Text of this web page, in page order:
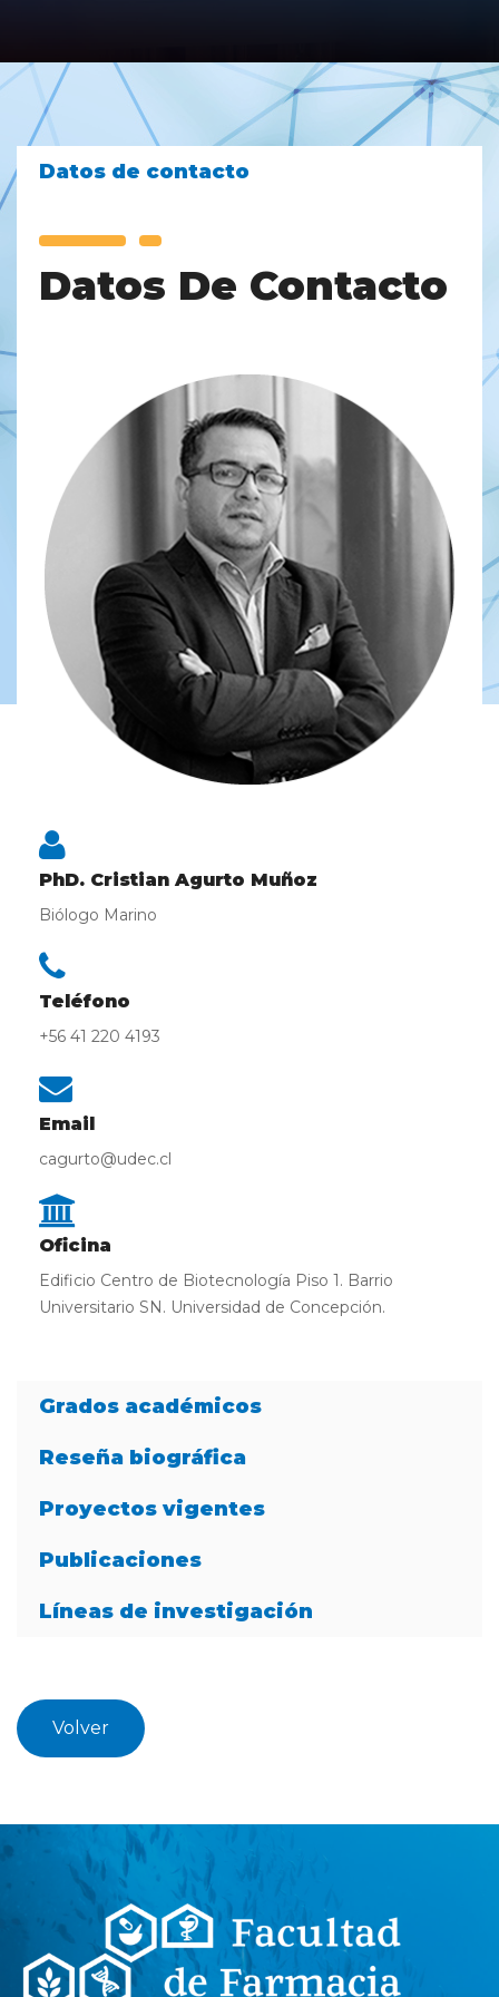
Datos de contacto
Datos De Contacto
PhD. Cristian Agurto Muñoz
Biólogo Marino
Teléfono
+56 41 220 4193
Email
cagurto@udec.cl
Oficina
Edificio Centro de Biotecnología Piso 1. Barrio
Universitario SN. Universidad de Concepción.
Grados académicos
Reseña biográfica
Proyectos vigentes
Publicaciones
Líneas de investigación
Volver